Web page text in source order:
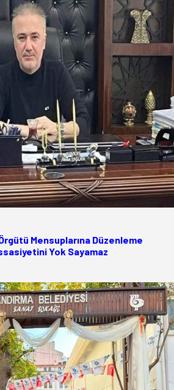
Mensuplarına Düzenleme
Yok Sayamaz